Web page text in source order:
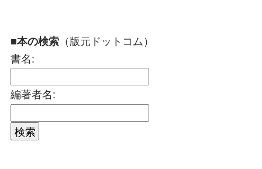
■本の検索 （版元ドットコム）
書名:
編著者名: